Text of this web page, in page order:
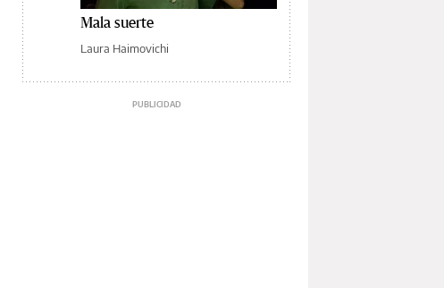
Mala suerte
Laura Haimovichi